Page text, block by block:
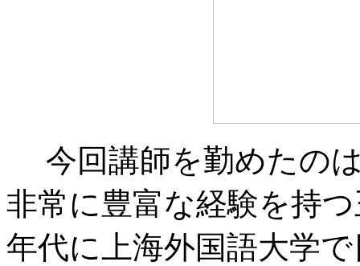
今回講師を勤めたの
非常に豊富な経験を持
年代に上海外国語大学